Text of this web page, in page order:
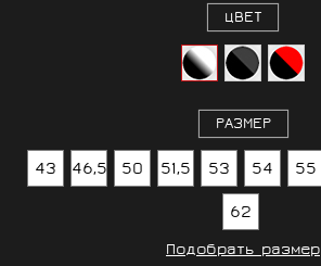
ЦВЕТ
РАЗМЕР
43 46,5 50 51,5 53 54 55
62
Подобрать размер